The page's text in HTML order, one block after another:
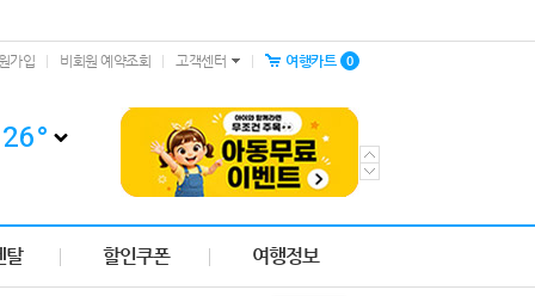
가입 비회원 예약조회 고객센터 여행카트 0
26°
탈 할인쿠폰 여행정보